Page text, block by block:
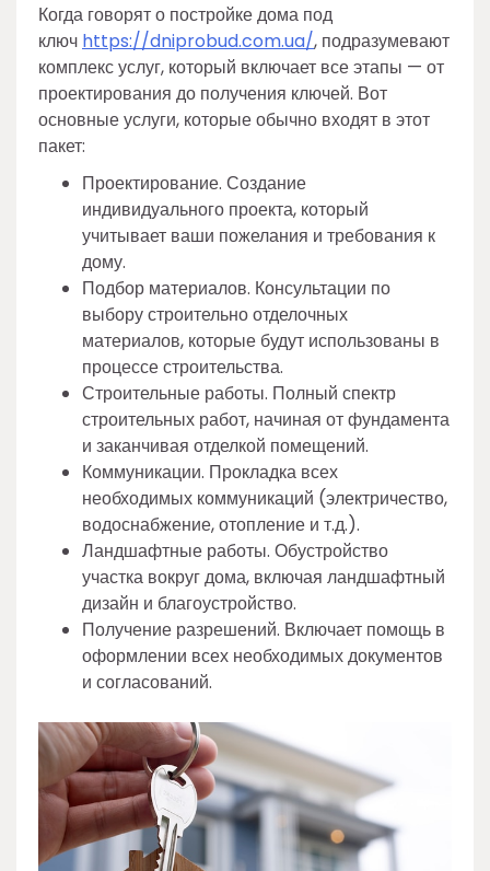
Когда говорят о постройке дома под
ключ https://dniprobud.com.ua/, подразумевают
комплекс услуг, который включает все этапы — от
проектирования до получения ключей. Вот
основные услуги, которые обычно входят в этот
пакет:
Проектирование. Создание
индивидуального проекта, который
учитывает ваши пожелания и требования к
дому.
Подбор материалов. Консультации по
выбору строительно отделочных
материалов, которые будут использованы в
процессе строительства.
Строительные работы. Полный спектр
строительных работ, начиная от фундамента
и заканчивая отделкой помещений.
Коммуникации. Прокладка всех
необходимых коммуникаций (электричество,
водоснабжение, отопление и т.д.).
Ландшафтные работы. Обустройство
участка вокруг дома, включая ландшафтный
дизайн и благоустройство.
Получение разрешений. Включает помощь в
оформлении всех необходимых документов
и согласований.